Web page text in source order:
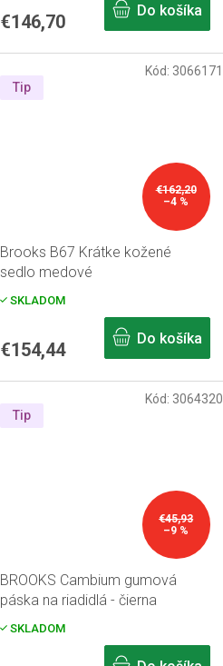
€146,70
Do košíka
Tip
€162,20
–4 %
Brooks B67 Krátke kožené
sedlo medové
SKLADOM
€154,44
Do košíka
Kód: 3066171
Tip
€45,93
–9 %
BROOKS Cambium gumová
páska na riadidlá - čierna
SKLADOM
Kód: 3064320